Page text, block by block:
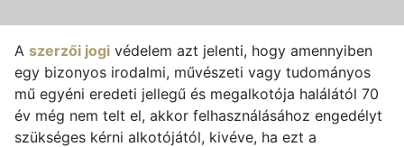
A szerzői jogi védelem azt jelenti, hogy amennyiben
egy bizonyos irodalmi, művészeti vagy tudományos
mű egyéni eredeti jellegű és megalkotója halálától 70
év még nem telt el, akkor felhasználásához engedélyt
szükséges kérni alkotójától, kivéve, ha ezt a